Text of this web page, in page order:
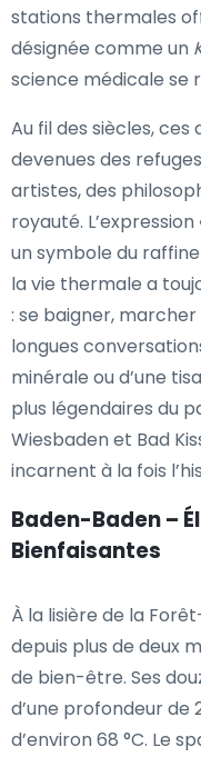
stations thermales
désignée comme un
science médicale se
Au fil des siècles,
devenues des
artistes, des
royauté.
un symbole du
la vie thermale a
: se baigner,
longues
minérale ou d’une
plus légendaires du
Wiesbaden et Bad
incarnent à la fois
Baden-Baden –
Bienfaisantes
À la lisière de la
depuis plus de deux
de bien-être. Ses
d’une profondeur
d’environ 68 °C. Le